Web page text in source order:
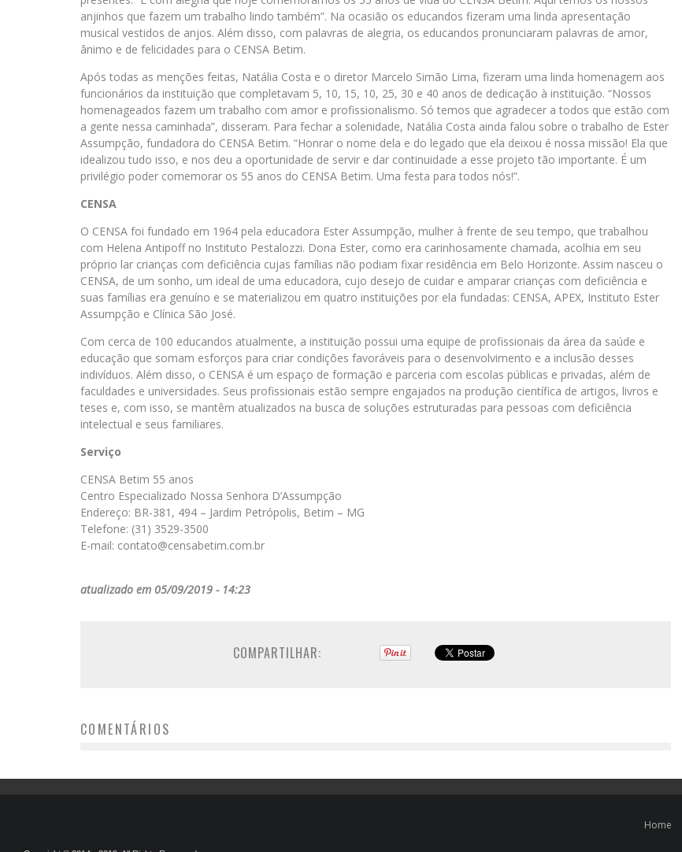
anjinhos que fazem um trabalho lindo também”. Na ocasião os educandos fizeram uma linda apresentação
musical vestidos de anjos. Além disso, com palavras de alegria, os educandos pronunciaram palavras de amor,
ânimo e de felicidades para o CENSA Betim.
Após todas as menções feitas, Natália Costa e o diretor Marcelo Simão Lima, fizeram uma linda homenagem aos
funcionários da instituição que completavam 5, 10, 15, 10, 25, 30 e 40 anos de dedicação à instituição. “Nossos
homenageados fazem um trabalho com amor e profissionalismo. Só temos que agradecer a todos que estão com
a gente nessa caminhada”, disseram. Para fechar a solenidade, Natália Costa ainda falou sobre o trabalho de Ester
Assumpção, fundadora do CENSA Betim. “Honrar o nome dela e do legado que ela deixou é nossa missão! Ela que
idealizou tudo isso, e nos deu a oportunidade de servir e dar continuidade a esse projeto tão importante. É um
privilégio poder comemorar os 55 anos do CENSA Betim. Uma festa para todos nós!”.
CENSA
O CENSA foi fundado em 1964 pela educadora Ester Assumpção, mulher à frente de seu tempo, que trabalhou
com Helena Antipoff no Instituto Pestalozzi. Dona Ester, como era carinhosamente chamada, acolhia em seu
próprio lar crianças com deficiência cujas famílias não podiam fixar residência em Belo Horizonte. Assim nasceu o
CENSA, de um sonho, um ideal de uma educadora, cujo desejo de cuidar e amparar crianças com deficiência e
suas famílias era genuíno e se materializou em quatro instituições por ela fundadas: CENSA, APEX, Instituto Ester
Assumpção e Clínica São José.
Com cerca de 100 educandos atualmente, a instituição possui uma equipe de profissionais da área da saúde e
educação que somam esforços para criar condições favoráveis para o desenvolvimento e a inclusão desses
indivíduos. Além disso, o CENSA é um espaço de formação e parceria com escolas públicas e privadas, além de
faculdades e universidades. Seus profissionais estão sempre engajados na produção científica de artigos, livros e
teses e, com isso, se mantêm atualizados na busca de soluções estruturadas para pessoas com deficiência
intelectual e seus familiares.
Serviço
CENSA Betim 55 anos
Centro Especializado Nossa Senhora D’Assumpção
Endereço: BR-381, 494 – Jardim Petrópolis, Betim – MG
Telefone: (31) 3529-3500
E-mail: contato@censabetim.com.br
atualizado em 05/09/2019 - 14:23
COMPARTILHAR:
COMENTÁRIOS
Home